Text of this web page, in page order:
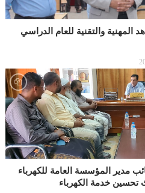
والتقنية للعام الدراسي
المؤسسة العامة للكهرباء
خدمة الكهرباء